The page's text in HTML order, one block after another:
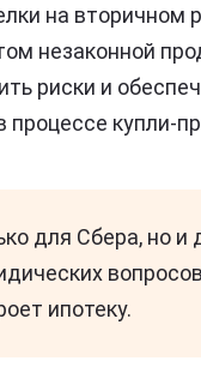
на вторичном
незаконной
риски и
процессе купли-
для Сбера, но и
ипотеку.